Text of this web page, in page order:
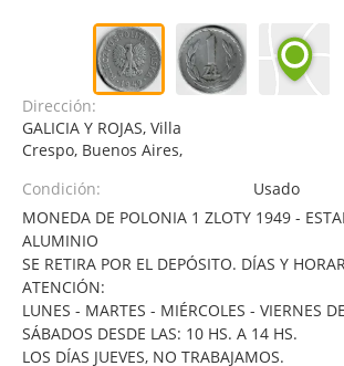
Dirección:
GALICIA Y ROJAS, Villa
Crespo, Buenos Aires,
Condición:
Usado
MONEDA DE POLONIA 1 ZLOTY 1949 -
ALUMINIO
SE RETIRA POR EL DEPÓSITO. DÍAS Y
ATENCIÓN:
LUNES - MARTES - MIÉRCOLES - VIERNES
SÁBADOS DESDE LAS: 10 HS. A 14 HS.
LOS DÍAS JUEVES, NO TRABAJAMOS.